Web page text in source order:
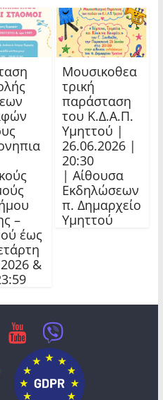
–
έως
&
Μουσικοθεα
τρική
παράσταση
του Κ.Δ.Α.Π.
Υμηττού |
26.06.2026 |
20:30
| Αίθουσα
Εκδηλώσεων
π. Δημαρχείο
Υμηττού